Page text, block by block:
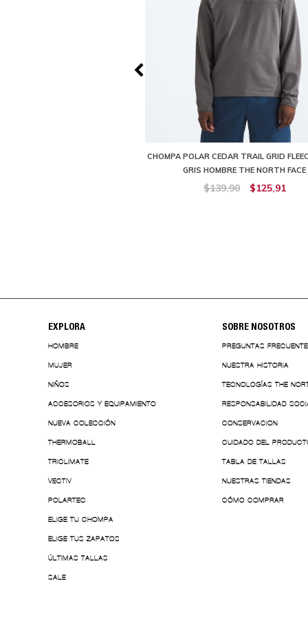
CHOMPA POLAR CEDAR TRAIL GRID
GRIS HOMBRE THE NORTH FACE
$139,90 $125,91
EXPLORA
HOMBRE
MUJER
NIÑOS
ACCESORIOS Y EQUIPAMIENTO
NUEVA COLECCIÓN
THERMOBALL
TRICLIMATE
VECTIV
POLARTEC
ELIGE TU CHOMPA
ELIGE TUS ZAPATOS
ÚLTIMAS TALLAS
SALE
SOBRE NOSOTROS
PREGUNTAS
NUESTRA HISTORIA
TECNOLOGÍAS THE
RESPONSABILIDAD
CONSERVACION
CUIDADO DEL
TABLA DE TALLAS
NUESTRAS TIENDAS
CÓMO COMPRAR